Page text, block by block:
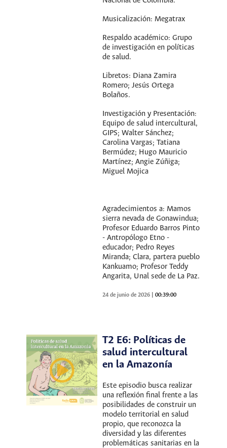
Musicalización: Megatrax
Respaldo académico: Grupo
de investigación en políticas
de salud.
Libretos: Diana Zamira
Romero; Jesús Ortega
Bolaños.
Investigación y Presentación:
Equipo de salud intercultural,
GIPS; Walter Sánchez;
Carolina Vargas; Tatiana
Bermúdez; Hugo Mauricio
Martínez; Angie Zúñiga;
Miguel Mojica
Agradecimientos a: Mamos
sierra nevada de Gonawindua;
Profesor Eduardo Barros Pinto
- Antropólogo Etno -
educador; Pedro Reyes
Miranda; Clara, partera pueblo
Kankuamo; Profesor Teddy
Angarita, Unal sede de La Paz.
24 de junio de 2026 |00:39:00
T2 E6: Políticas de
salud intercultural
en la Amazonía
Este episodio busca realizar
una reflexión final frente a las
posibilidades de construir un
modelo territorial en salud
propio, que reconozca la
diversidad y las diferentes
problemáticas sanitarias en la